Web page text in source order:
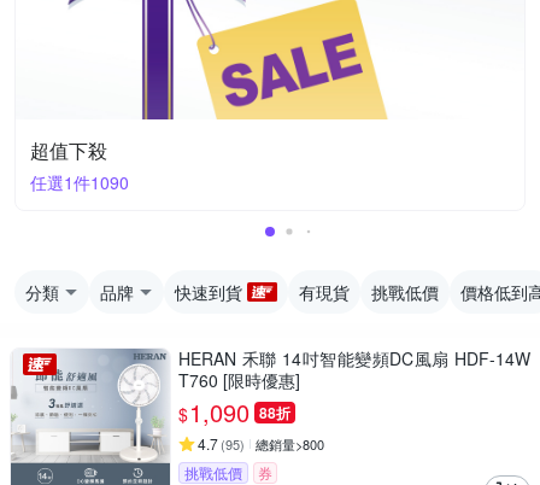
超值下殺
任選1件1090
分類 品牌 快速到貨 有現貨 挑戰低價 價格低到
HERAN 禾聯 14吋智能變頻DC風扇 HDF-14W
T760 [限時優惠]
$1,090 88折
4.7(95) 總銷量>800
挑戰低價 券